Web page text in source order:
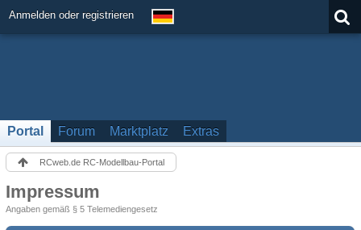
Anmelden oder registrieren
Portal Forum Marktplatz Extras
RCweb.de RC-Modellbau-Portal
Impressum
Angaben gemäß § 5 Telemediengesetz